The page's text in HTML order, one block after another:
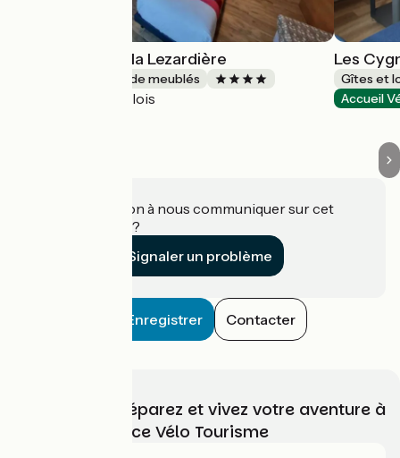
Le petit gîte de la Lezardière
Gîtes et locations de meublés
Blois
Les
Gîtes et
Accueil
Une information à nous communiquer sur cet
établissement ?
Signaler un problème
Enregistrer Contacter
Choisissez, préparez et vivez votre aventure à
vélo avec France Vélo Tourisme